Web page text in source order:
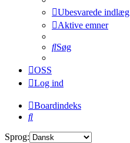
Ubesvarede indlæg
Aktive emner
Søg
OSS
Log ind
Boardindeks
Søg
Sprog: